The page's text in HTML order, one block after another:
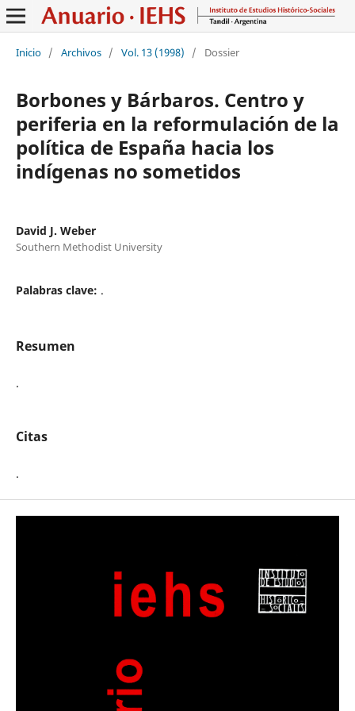
Inicio / Archivos / Vol. 13 (1998) / Dossier
Borbones y Bárbaros. Centro y
periferia en la reformulación de la
política de España hacia los
indígenas no sometidos
David J. Weber
Southern Methodist University
Palabras clave: .
Resumen
.
Citas
.